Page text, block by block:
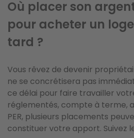
Le PSLA (prêt
accession), le
devenir propriétaire
Pour certains ménages,
un rêve lointain, qui semble
durcissement des conditions
des prix de l’immobilier et la
constituer un apport
en plus difficile de devenir
Où placer son
pour acheter un
tard ?
Vous rêvez de devenir
ne se concrétisera pas
ce délai pour faire travailler
réglementés, compte à terme,
PER, plusieurs placements
constituer votre apport. Suivez
méditerranéenne
secrets les mieux
investisseurs
Longtemps restée à l’écart des
investisseurs, l’Albanie attire
vague d’acheteurs étrangers.
encore bas, littoral en plein
attractive, paysages d'une